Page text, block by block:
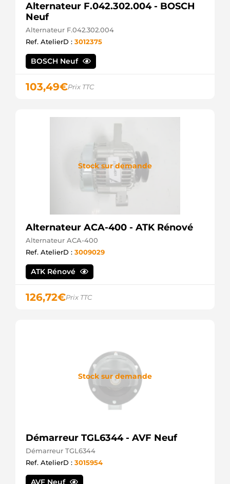
Alternateur F.042.302.004 - BOSCH
Neuf
Alternateur F.042.302.004
Ref. AtelierD : 3012375
BOSCH Neuf
103,49€Prix TTC
Stock sur demande
Alternateur ACA-400 - ATK Rénové
Alternateur ACA-400
Ref. AtelierD : 3009029
ATK Rénové
126,72€Prix TTC
Stock sur demande
Démarreur TGL6344 - AVF Neuf
Démarreur TGL6344
Ref. AtelierD : 3015954
AVF Neuf